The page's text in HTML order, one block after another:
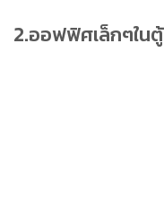
2.ออฟฟิศเล็กๆในตู้